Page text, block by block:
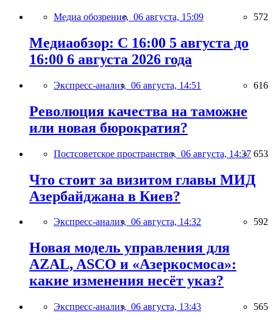
Медиа обозрение, 06 августа, 15:09 572
Медиаобзор: С 16:00 5 августа до
16:00 6 августа 2026 года
Экспресс-анализ, 06 августа, 14:51 616
Революция качества на таможне
или новая бюрократия?
Постсоветское пространство, 06 августа, 14:37 653
Что стоит за визитом главы МИД
Азербайджана в Киев?
Экспресс-анализ, 06 августа, 14:32 592
Новая модель управления для
AZAL, ASCO и «Азеркосмоса»:
какие изменения несёт указ?
Экспресс-анализ, 06 августа, 13:43 565